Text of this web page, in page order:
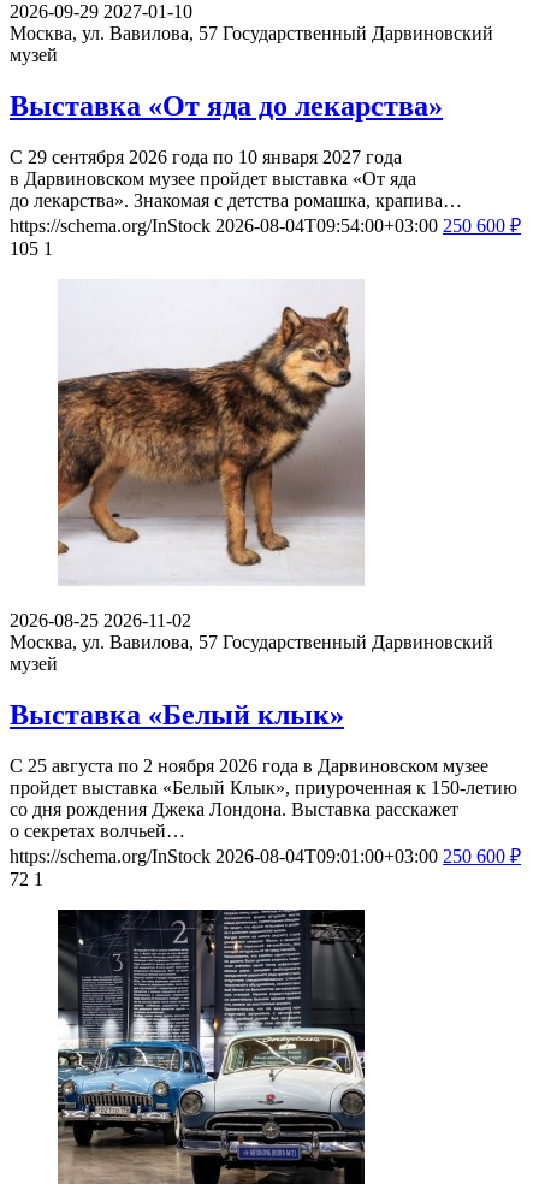
2026-09-29 2027-01-10
Москва, ул. Вавилова, 57 Государственный Дарвиновский
музей
Выставка «От яда до лекарства»
С 29 сентября 2026 года по 10 января 2027 года
в Дарвиновском музее пройдет выставка «От яда
до лекарства». Знакомая с детства ромашка, крапива…
https://schema.org/InStock 2026-08-04T09:54:00+03:00 250 600 ₽
105 1
2026-08-25 2026-11-02
Москва, ул. Вавилова, 57 Государственный Дарвиновский
музей
Выставка «Белый клык»
С 25 августа по 2 ноября 2026 года в Дарвиновском музее
пройдет выставка «Белый Клык», приуроченная к 150-летию
со дня рождения Джека Лондона. Выставка расскажет
о секретах волчьей…
https://schema.org/InStock 2026-08-04T09:01:00+03:00 250 600 ₽
72 1